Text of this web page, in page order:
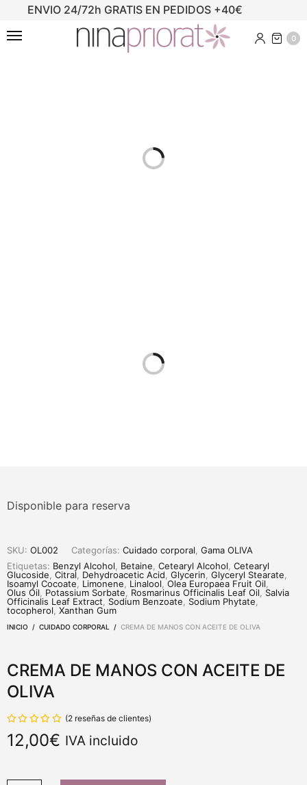
ENVIO 24/72h GRATIS EN PEDIDOS +40€
0
INICIO / CUIDADO CORPORAL / CREMA DE MANOS CON ACEITE DE OLIVA
CREMA DE MANOS CON ACEITE DE
OLIVA
basado en
de clientes
(2 reseñas de clientes)
12,00€ IVA incluido
Disponible para reserva
SKU: OL002 Categorías: Cuidado corporal Gama OLIVA
Etiquetas: Benzyl Alcohol Betaine Cetearyl Alcohol Cetearyl
Glucoside Citral Dehydroacetic Acid Glycerin Glyceryl Stearate
Isoamyl Cocoate, Limonene Linalool ,Olea Europaea Fruit Oil
Olus Oil
Potassium Sorbate Rosmarinus Officinalis Leaf Oil
Salvia
Officinalis Leaf Extract
Sodium Benzoate Sodium Phytate
tocopherol Xanthan Gum